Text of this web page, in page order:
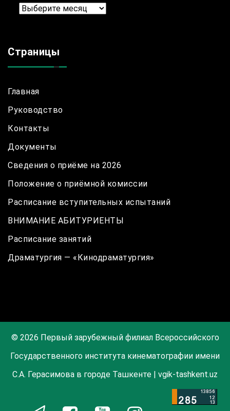
Архив
Страницы
Главная
Руководство
Контакты
Документы
Сведения о приёме на 2026
Положение о приёмной комиссии
Расписание вступительных испытаний
ВНИМАНИЕ АБИТУРИЕНТЫ
Расписание занятий
Драматургия — «Кинодраматургия»
© 2026 Первый зарубежный филиал Всероссийского
Государственного института кинематографии имени
С.А. Герасимова в городе Ташкенте | vgik-tashkent.uz